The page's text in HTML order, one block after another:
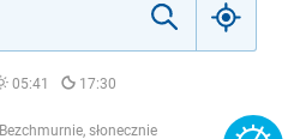
05:41 17:30
Bezchmurnie, słonecznie